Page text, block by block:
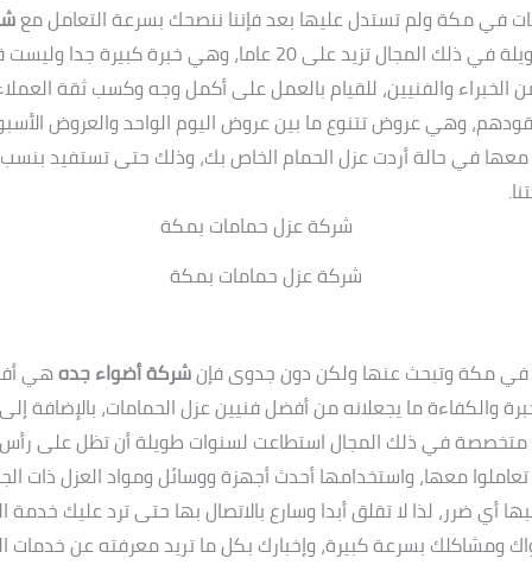
في مكة ولم تستدل عليها بعد فإننا ننصحك بسرعة التعامل مع
وتتمتع بالخبرة والكفاءة، وتملك خبرة طويلة في ذلك المجال تزيد
والفنيين، للقيام بالعمل على أكمل وجه وكسب ثقة
وهي عروض تتنوع ما بين عروض اليوم الواحد والعروض
معها في حالة أردت عزل الحمام الخاص بك، وذلك حتى تستفيد بنسب
شركة عزل حمامات بمكة
في مكة وتبحث عنها ولكن دون جدوى فإنشركة أضواء جدههي
والكفاءة ما يجعلانه من أفضل فنيين عزل الحمامات، بالإضافة
في ذلك المجال استطاعت لسنوات طويلة أن تظل على
معها، واستخدامها أحدث أجهزة ووسائل ومواد العزل ذات
أي ضرر، لذا لا تقلق أبدا وسارع بالاتصال بها حتى ترد عليك
بسرعة كبيرة، وإخبارك بكل ما تريد معرفته عن خدمات